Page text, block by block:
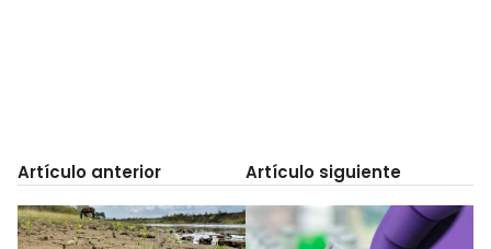
Artículo anterior Artículo siguiente